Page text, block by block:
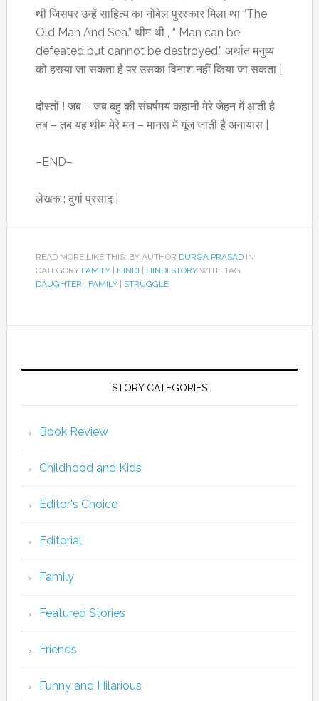
थी जिसपर उन्हें साहित्य का नोबेल पुरस्कार मिला था “The
Old Man And Sea.” थीम थी , “ Man can be
defeated but cannot be destroyed.” अर्थात मनुष्य
को हराया जा सकता है पर उसका विनाश नहीं किया जा सकता |
दोस्तों ! जब – जब बहु की संघर्षमय कहानी मेरे जेहन में आती है
तब – तब यह थीम मेरे मन – मानस में गूंज जाती है अनायास |
–END–
लेखक : दुर्गा प्रसाद |
READ MORE LIKE THIS: BY AUTHOR DURGA PRASADIN
CATEGORY FAMILY| HINDI HINDI STORYWITH TAG
DAUGHTER
FAMILY| STRUGGLE
STORY CATEGORIES
Book Review
Childhood and Kids
Editor's Choice
Editorial
Family
Featured Stories
Friends
Funny and Hilarious